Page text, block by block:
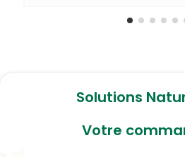
Solutions
Votre